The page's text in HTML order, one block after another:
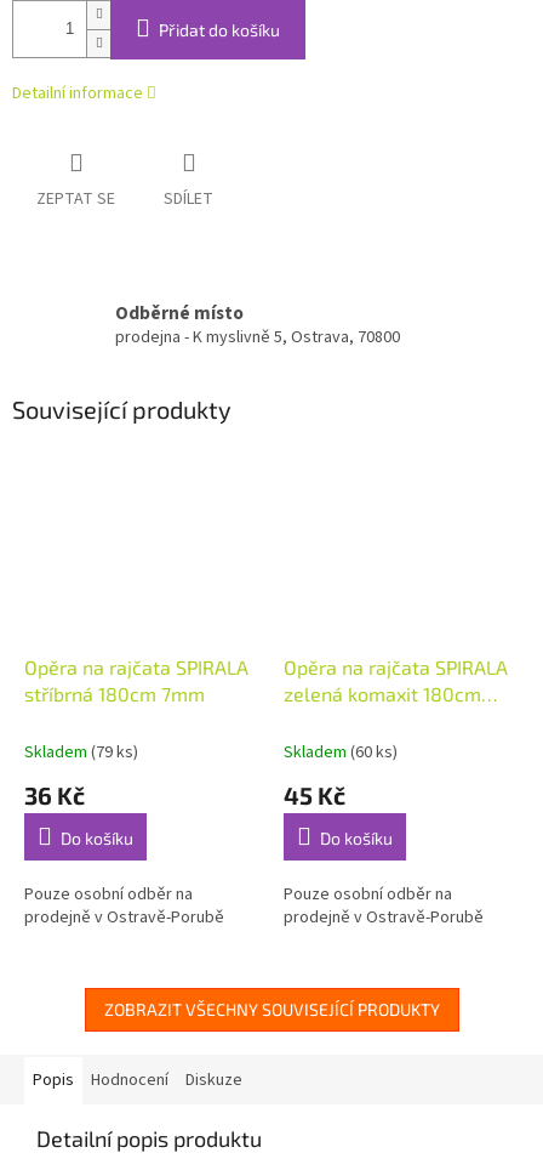
Přidat do košíku
Detailní informace
ZEPTAT SE SDÍLET
Odběrné místo
prodejna - K myslivně 5, Ostrava, 70800
Související produkty
Opěra na rajčata SPIRALA
stříbrná 180cm 7mm
Skladem (79 ks)
36 Kč
Do košíku
Pouze osobní odběr na
prodejně v Ostravě-Porubě
Opěra na rajčata SPIRALA
zelená komaxit 180cm
Skladem (60 ks)
45 Kč
Do košíku
Pouze osobní odběr na
prodejně v Ostravě-Porubě
ZOBRAZIT VŠECHNY SOUVISEJÍCÍ PRODUKTY
Popis Hodnocení Diskuze
Detailní popis produktu